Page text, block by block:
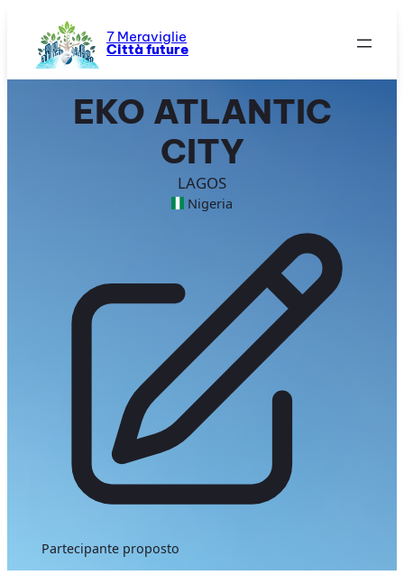
contenuto
7 Meraviglie
Città future
EKO ATLANTIC
CITY
LAGOS
Nigeria
Partecipante proposto